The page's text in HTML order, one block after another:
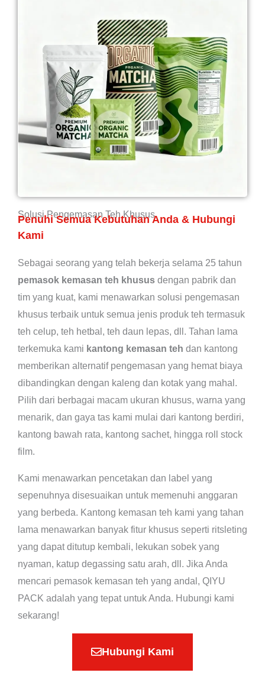
Solusi Pengemasan Teh Khusus
Penuhi Semua Kebutuhan Anda & Hubungi
Kami
Sebagai seorang yang telah bekerja selama 25 tahun
pemasok kemasan teh khusus dengan pabrik dan
tim yang kuat, kami menawarkan solusi pengemasan
khusus terbaik untuk semua jenis produk teh termasuk
teh celup, teh hetbal, teh daun lepas, dll. Tahan lama
terkemuka kami kantong kemasan teh dan kantong
memberikan alternatif pengemasan yang hemat biaya
dibandingkan dengan kaleng dan kotak yang mahal.
Pilih dari berbagai macam ukuran khusus, warna yang
menarik, dan gaya tas kami mulai dari kantong berdiri,
kantong bawah rata, kantong sachet, hingga roll stock
film.
Kami menawarkan pencetakan dan label yang
sepenuhnya disesuaikan untuk memenuhi anggaran
yang berbeda. Kantong kemasan teh kami yang tahan
lama menawarkan banyak fitur khusus seperti ritsleting
yang dapat ditutup kembali, lekukan sobek yang
nyaman, katup degassing satu arah, dll. Jika Anda
mencari pemasok kemasan teh yang andal, QIYU
PACK adalah yang tepat untuk Anda. Hubungi kami
sekarang!
Hubungi Kami